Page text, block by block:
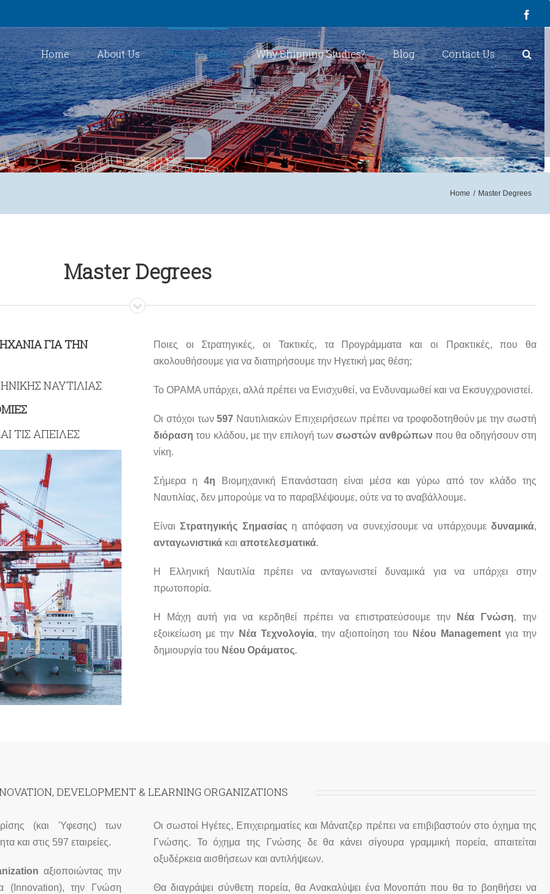
Home About Us Programmes Why Shipping Studies? Blog Contact Us
Home / Master Degrees
Master Degrees
ΓΙΑ ΤΗΝ
ΝΑΥΤΙΛΙΑΣ
ΤΙΣ ΑΠΕΙΛΕΣ
Ποιες οι Στρατηγικές, οι Τακτικές, τα Προγράμματα και οι Πρακτικές, που θα
ακολουθήσουμε για να διατηρήσουμε την Ηγετική μας θέση;
Το ΟΡΑΜΑ υπάρχει, αλλά πρέπει να Ενισχυθεί, να Ενδυναμωθεί και να Εκσυγχρονιστεί.
Οι στόχοι των597 Ναυτιλιακών Επιχειρήσεων πρέπει να τροφοδοτηθούν με την σωστή
διόραση του κλάδου, με την επιλογή τωνσωστών ανθρώπων που θα οδηγήσουν στη
νίκη.
Σήμερα η 4η Βιομηχανική Επανάσταση είναι μέσα και γύρω από τον κλάδο της
Ναυτιλίας, δεν μπορούμε να το παραβλέψουμε, ούτε να το αναβάλλουμε.
ΕίναιΣτρατηγικής Σημασίας η απόφαση να συνεχίσουμε να υπάρχουμεδυναμικά,
ανταγωνιστικά και αποτελεσματικά.
Η Ελληνική Ναυτιλία πρέπει να ανταγωνιστεί δυναμικά για να υπάρχει στην
πρωτοπορία.
Η Μάχη αυτή για να κερδηθεί πρέπει να επιστρατεύσουμε την Νέα Γνώση, την
εξοικείωση με την
Νέα Τεχνολογία, την αξιοποίηση του Νέου Managementγια την
δημιουργία του Νέου Οράματος.
DEVELOPMENT & LEARNING ORGANIZATIONS
(και Ύφεσης) των
και στις 597 εταιρείες.
αξιοποιώντας την
(Innovation), την Γνώση
Οι σωστοί Ηγέτες, Επιχειρηματίες και Μάνατζερ πρέπει να επιβιβαστούν στο όχημα της
Γνώσης. Το όχημα της Γνώσης δε θα κάνει σίγουρα γραμμική πορεία, απαιτείται
οξυδέρκεια αισθήσεων και αντιλήψεων.
Θα διαγράψει σύνθετη πορεία, θα Ανακαλύψει ένα Μονοπάτι που θα το βοηθήσει να